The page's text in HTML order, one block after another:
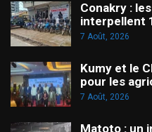
Conakry :
interpellent
7 Août, 2026
Kumy et le
pour les
7 Août, 2026
Matoto : un